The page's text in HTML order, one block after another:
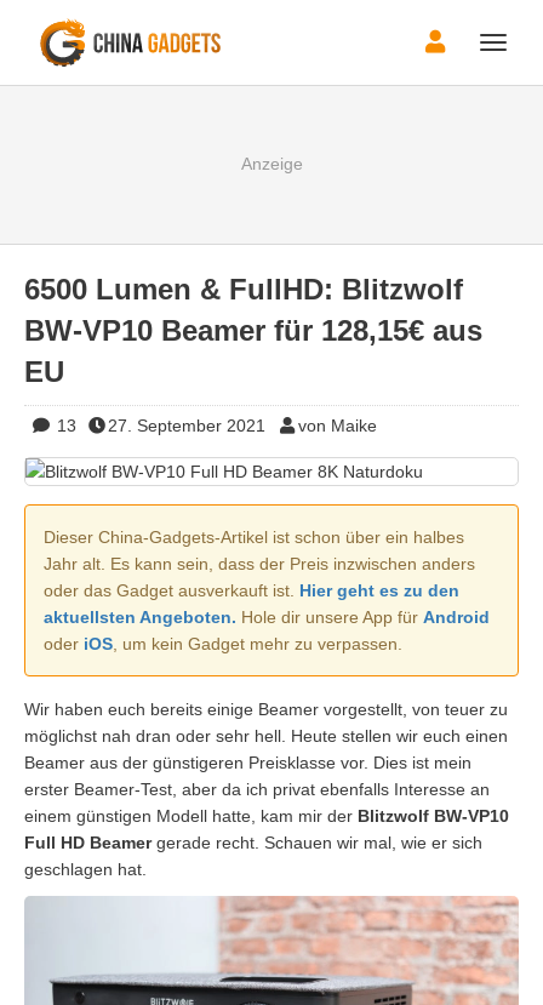
Toggle
6500 Lumen & FullHD: Blitzwolf
BW-VP10 Beamer für 128,15€ aus
EU
13 27. September 2021 von Maike
Dieser China-Gadgets-Artikel ist schon über ein halbes
Jahr alt. Es kann sein, dass der Preis inzwischen anders
oder das Gadget ausverkauft ist. Hier geht es zu den
aktuellsten Angeboten. Hole dir unsere App für Android
oder iOS , um kein Gadget mehr zu verpassen.
Wir haben euch bereits einige Beamer vorgestellt, von teuer zu
möglichst nah dran oder sehr hell. Heute stellen wir euch einen
Beamer aus der günstigeren Preisklasse vor. Dies ist mein
erster Beamer-Test, aber da ich privat ebenfalls Interesse an
einem günstigen Modell hatte, kam mir der Blitzwolf BW-VP10
Full HD Beamergerade recht. Schauen wir mal, wie er sich
geschlagen hat.